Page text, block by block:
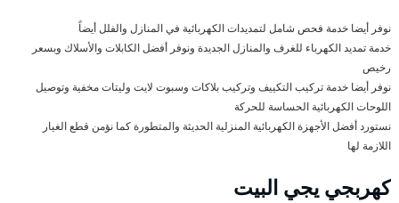
نوفر أيضا خدمة فحص شامل لتمديدات الكهربائية في المنازل والفلل أيضاً
خدمة تمديد الكهرباء للغرف والمنازل الجديدة ونوفر أفضل الكابلات والأسلاك وبسعر
رخيص
نوفر أيضا خدمة تركيب التكييف وتركيب بلاكات وسبوت لايت وليتات مخفية وتوصيل
اللوحات الكهربائية الحساسة للحركة
نستورد أفضل الأجهزة الكهربائية المنزلية الحديثة والمتطورة كما نؤمن قطع الغيار
اللازمة لها
كهربجي يجي البيت